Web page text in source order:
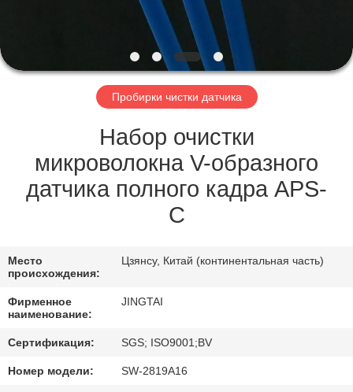
КОНТРОЛЬ
КАЧЕСТВА
СВЯЖИТЕСЬ
НАМИ
СЛУЧАИ
Пробирки чистки датчика
Набор очистки
микроволокна V-образного
датчика полного кадра APS-
C
Место
происхождения:
Цзянсу, Китай (континентальная часть)
Фирменное
наименование:
JINGTAI
Сертификация: SGS; ISO9001;BV
Номер модели: SW-2819A16